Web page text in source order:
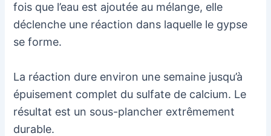
fois que l’eau est ajoutée au mélange, elle
déclenche une réaction dans laquelle le gypse
se forme.
La réaction dure environ une semaine jusqu’à
épuisement complet du sulfate de calcium. Le
résultat est un sous-plancher extrêmement
durable.